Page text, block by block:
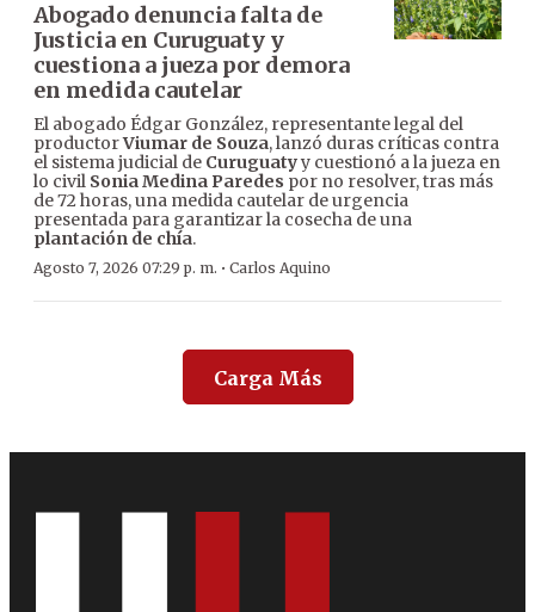
Abogado denuncia falta de
Justicia en Curuguaty y
cuestiona a jueza por demora
en medida cautelar
El abogado Édgar González, representante legal del
productorViumar de Souza, lanzó duras críticas contra
el sistema judicial de Curuguatyy cuestionó a la jueza en
lo civil Sonia Medina Paredes por no resolver, tras más
de 72 horas, una medida cautelar de urgencia
presentada para garantizar la cosecha de una
plantación de chía.
Agosto 7, 2026 07:29 p. m. · Carlos Aquino
Carga Más